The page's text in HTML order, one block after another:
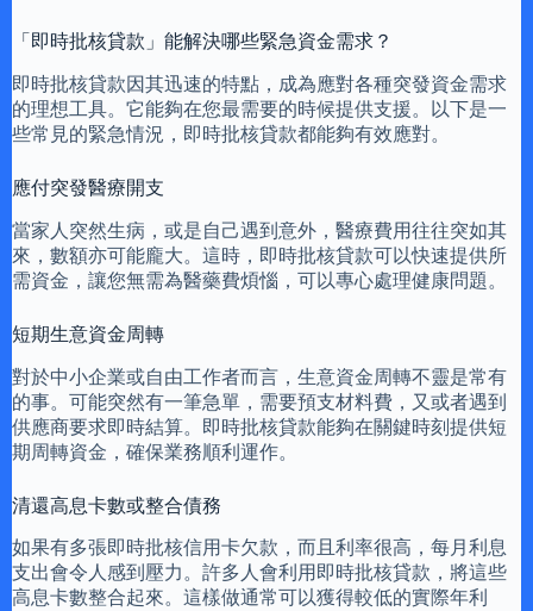
「即時批核貸款」能解決哪些緊急資金需求？
即時批核貸款因其迅速的特點，成為應對各種突發資金需求
的理想工具。它能夠在您最需要的時候提供支援。以下是一
些常見的緊急情況，即時批核貸款都能夠有效應對。
應付突發醫療開支
當家人突然生病，或是自己遇到意外，醫療費用往往突如其
來，數額亦可能龐大。這時，即時批核貸款可以快速提供所
需資金，讓您無需為醫藥費煩惱，可以專心處理健康問題。
短期生意資金周轉
對於中小企業或自由工作者而言，生意資金周轉不靈是常有
的事。可能突然有一筆急單，需要預支材料費，又或者遇到
供應商要求即時結算。即時批核貸款能夠在關鍵時刻提供短
期周轉資金，確保業務順利運作。
清還高息卡數或整合債務
如果有多張即時批核信用卡欠款，而且利率很高，每月利息
支出會令人感到壓力。許多人會利用即時批核貸款，將這些
高息卡數整合起來。這樣做通常可以獲得較低的實際年利